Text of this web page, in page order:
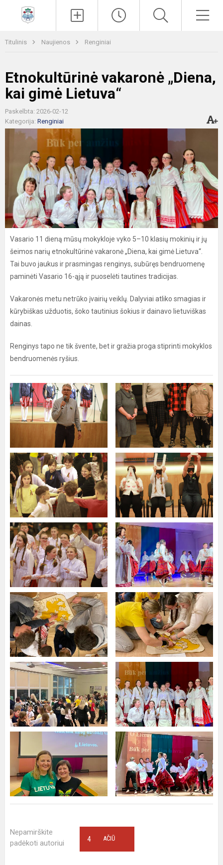
Titulinis Naujienos Renginiai
Etnokultūrinė vakaronė „Diena,
kai gimė Lietuva“
Paskelbta: 2026-02-12
Kategorija: Renginiai
Vasario 11 dieną mūsų mokykloje vyko 5–10 klasių mokinių ir jų
šeimos narių etnokultūrinė vakaronė „Diena, kai gimė Lietuva“.
Tai buvo jaukus ir prasmingas renginys, subūręs bendruomenę
paminėti Vasario 16-ąją ir puoselėti tautines tradicijas.
Vakaronės metu netrūko įvairių veiklų. Dalyviai atliko smagias ir
kūrybiškas užduotis, šoko tautinius šokius ir dainavo lietuviškas
dainas.
Renginys tapo ne tik švente, bet ir gražia proga stiprinti mokyklos
bendruomenės ryšius.
Nepamirškite
padėkoti autoriui
AČIŪ
4